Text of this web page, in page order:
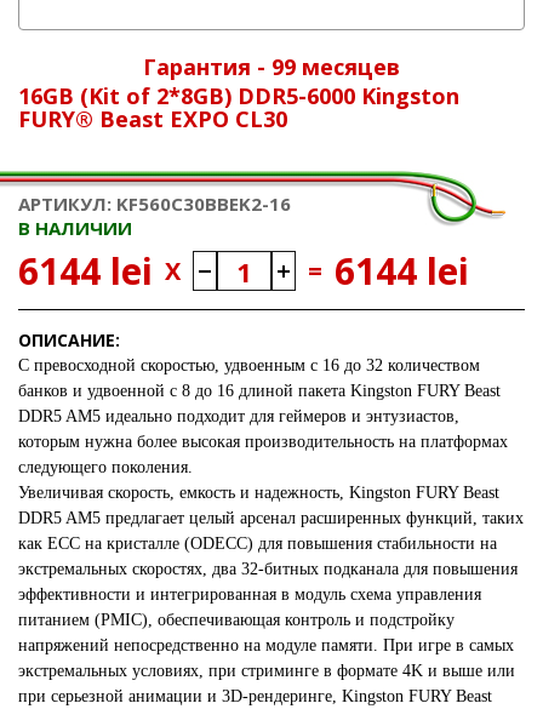
Гарантия - 99 месяцев
16GB (Kit of 2*8GB) DDR5-6000 Kingston
FURY® Beast EXPO CL30
АРТИКУЛ: KF560C30BBEK2-16
В НАЛИЧИИ
6144 lei X = 6144 lei
ОПИСАНИЕ:
С превосходной скоростью, удвоенным с 16 до 32 количеством
банков и удвоенной с 8 до 16 длиной пакета Kingston FURY Beast
DDR5 AM5 идеально подходит для геймеров и энтузиастов,
которым нужна более высокая производительность на платформах
следующего поколения.
Увеличивая скорость, емкость и надежность, Kingston FURY Beast
DDR5 AM5 предлагает целый арсенал расширенных функций, таких
как ECC на кристалле (ODECC) для повышения стабильности на
экстремальных скоростях, два 32-битных подканала для повышения
эффективности и интегрированная в модуль схема управления
питанием (PMIC), обеспечивающая контроль и подстройку
напряжений непосредственно на модуле памяти. При игре в самых
экстремальных условиях, при стриминге в формате 4K и выше или
при серьезной анимации и 3D-рендеринге, Kingston FURY Beast